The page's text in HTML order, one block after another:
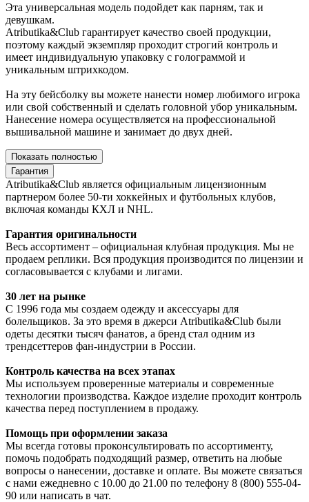
Эта универсальная модель подойдет как парням, так и
девушкам.
Atributika&Club гарантирует качество своей продукции,
поэтому каждый экземпляр проходит строгий контроль и
имеет индивидуальную упаковку с голограммой и
уникальным штрихкодом.
На эту бейсболку вы можете нанести номер любимого игрока
или свой собственный и сделать головной убор уникальным.
Нанесение номера осуществляется на профессиональной
вышивальной машине и занимает до двух дней.
Показать полностью
Гарантия
Atributika&Club является официальным лицензионным
партнером более 50-ти хоккейных и футбольных клубов,
включая команды КХЛ и NHL.
Гарантия оригинальности
Весь ассортимент – официальная клубная продукция. Мы не
продаем реплики. Вся продукция производится по лицензии и
согласовывается с клубами и лигами.
30 лет на рынке
С 1996 года мы создаем одежду и аксессуары для
болельщиков. За это время в джерси Atributika&Club были
одеты десятки тысяч фанатов, а бренд стал одним из
трендсеттеров фан-индустрии в России.
Контроль качества на всех этапах
Мы используем проверенные материалы и современные
технологии производства. Каждое изделие проходит контроль
качества перед поступлением в продажу.
Помощь при оформлении заказа
Мы всегда готовы проконсультировать по ассортименту,
помочь подобрать подходящий размер, ответить на любые
вопросы о нанесении, доставке и оплате. Вы можете связаться
с нами ежедневно с 10.00 до 21.00 по телефону 8 (800) 555-04-
90 или написать в чат.